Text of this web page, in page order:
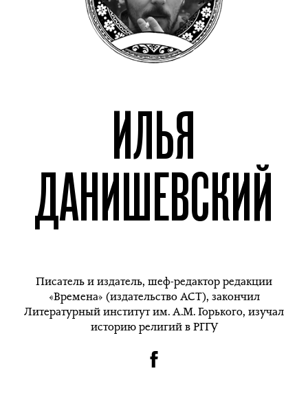
ИЛЬЯ
ДАНИШЕВСКИЙ
Писатель и издатель, шеф-редактор редакции
«Времена» (издательство АСТ), закончил
Литературный институт им. А.М. Горького, изучал
историю религий в РГГУ